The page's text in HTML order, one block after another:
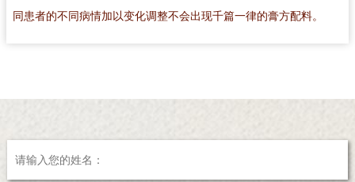
同患者的不同病情加以变化调整不会出现千篇一律的膏方配料。